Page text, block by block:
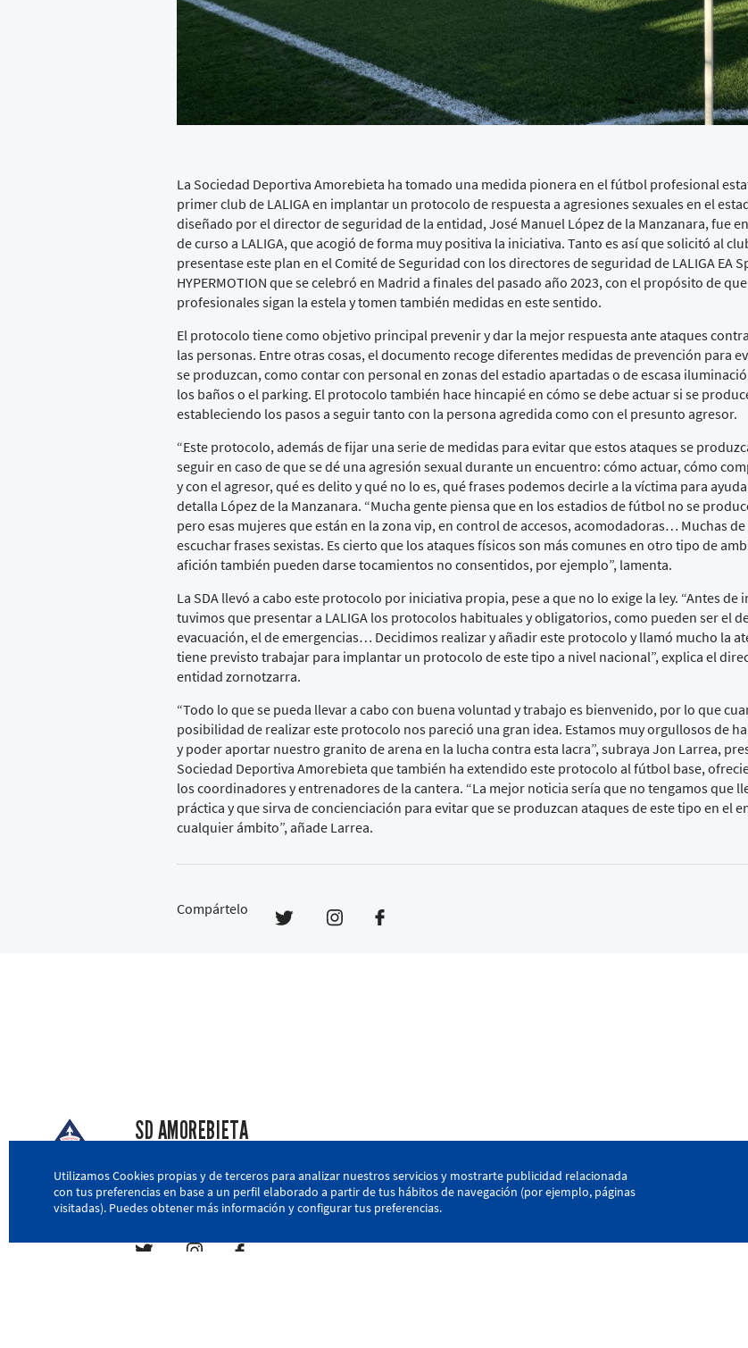
La Sociedad Deportiva Amorebieta ha tomado una medida pionera en el fútbol profesional
primer club de LALIGA en implantar un protocolo de respuesta a agresiones sexuales en el
diseñado por el director de seguridad de la entidad, José Manuel López de la Manzanara, fue
de curso a LALIGA, que acogió de forma muy positiva la iniciativa. Tanto es así que solicitó al
presentase este plan en el Comité de Seguridad con los directores de seguridad de LALIGA EA
HYPERMOTION que se celebró en Madrid a finales del pasado año 2023, con el propósito de
profesionales sigan la estela y tomen también medidas en este sentido.
El protocolo tiene como objetivo principal prevenir y dar la mejor respuesta ante ataques
las personas. Entre otras cosas, el documento recoge diferentes medidas de prevención para
se produzcan, como contar con personal en zonas del estadio apartadas o de escasa
los baños o el parking. El protocolo también hace hincapié en cómo se debe actuar si se
estableciendo los pasos a seguir tanto con la persona agredida como con el presunto agresor.
“Este protocolo, además de fijar una serie de medidas para evitar que estos ataques se
seguir en caso de que se dé una agresión sexual durante un encuentro: cómo actuar, cómo
y con el agresor, qué es delito y qué no lo es, qué frases podemos decirle a la víctima para
detalla López de la Manzanara. “Mucha gente piensa que en los estadios de fútbol no se
pero esas mujeres que están en la zona vip, en control de accesos, acomodadoras… Muchas
escuchar frases sexistas. Es cierto que los ataques físicos son más comunes en otro tipo de
afición también pueden darse tocamientos no consentidos, por ejemplo”, lamenta.
La SDA llevó a cabo este protocolo por iniciativa propia, pese a que no lo exige la ley. “Antes
tuvimos que presentar a LALIGA los protocolos habituales y obligatorios, como pueden ser el
evacuación, el de emergencias… Decidimos realizar y añadir este protocolo y llamó mucho la
tiene previsto trabajar para implantar un protocolo de este tipo a nivel nacional”, explica el
entidad zornotzarra.
“Todo lo que se pueda llevar a cabo con buena voluntad y trabajo es bienvenido, por lo que
posibilidad de realizar este protocolo nos pareció una gran idea. Estamos muy orgullosos de
y poder aportar nuestro granito de arena en la lucha contra esta lacra”, subraya Jon Larrea,
Sociedad Deportiva Amorebieta que también ha extendido este protocolo al fútbol base,
los coordinadores y entrenadores de la cantera. “La mejor noticia sería que no tengamos que
práctica y que sirva de concienciación para evitar que se produzcan ataques de este tipo en el
cualquier ámbito”, añade Larrea.
Compártelo
SD AMOREBIETA
946 604 751 | sda@sdamorebieta.eus
Utilizamos Cookies propias y de terceros para analizar nuestros servicios y mostrarte publicidad relacionada
con tus preferencias en base a un perfil elaborado a partir de tus hábitos de navegación (por ejemplo, páginas
visitadas). Puedes obtener más información y configurar tus preferencias.